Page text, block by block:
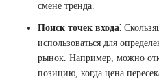
смене тренда.
Поиск точек входа⁚
использоваться для
рынок. Например, можно
позицию, когда цена